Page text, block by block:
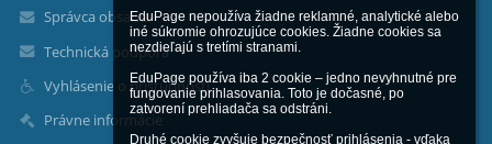
EduPage nepoužíva žiadne reklamné, analytické alebo
iné súkromie ohrozujúce cookies. Žiadne cookies sa
nezdieľajú s tretími stranami.
EduPage používa iba 2 cookie – jedno nevyhnutné pre
fungovanie prihlasovania. Toto je dočasné, po
zatvorení prehliadača sa odstráni.
Druhé cookie zvyšuje bezpečnosť prihlásenia - vďaka
Správca obsahu
Technická podpora
Vyhlásenie o prístupnosti
Právne informácie